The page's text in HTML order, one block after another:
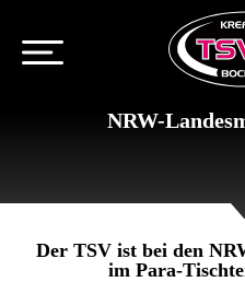
NRW-
Der TSV ist bei den
im Para-